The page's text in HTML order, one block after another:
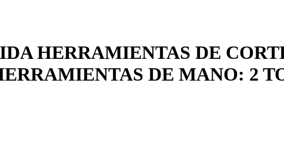
HERRAMIENTAS DE
DE MANO: 2